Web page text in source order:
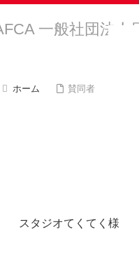
ホーム 賛同者
スタジオてくてく様